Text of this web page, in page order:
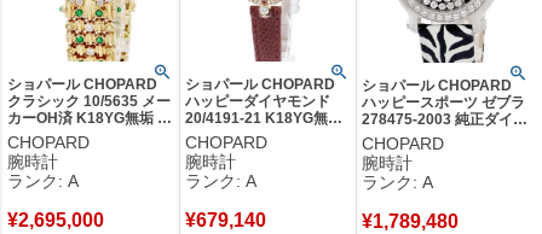
ショパール CHOPARD
クラシック 10/5635 メー
カーOH済 K18YG無垢 純
正ダイヤ&エメラルド シ
ェル レディース 腕時計
クオーツ ホワイト 【中
古】中古美品
CHOPARD
腕時計
ランク: A
¥2,695,000
ショパール CHOPARD
ハッピーダイヤモンド
20/4191-21 K18YG無垢
純正ダイヤ&ルビー ムー
ビング レディース 腕時
計クオーツ ゴールド
【中古】中古美品
CHOPARD
腕時計
ランク: A
¥679,140
ショパール CHOPARD
ハッピースポーツ ゼブラ
278475-2003 純正ダイヤ
シマウマ 限定 K18WGベ
ゼル レディース 腕時計ク
オーツ ブラック 【中古】
中古美品
CHOPARD
腕時計
ランク: A
¥1,789,480